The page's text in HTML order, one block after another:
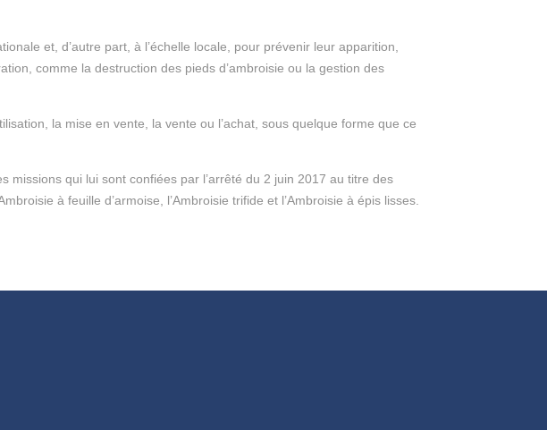
et, d’autre part, à l’échelle locale, pour prévenir leur apparition,
comme la destruction des pieds d’ambroisie ou la gestion des
la mise en vente, la vente ou l’achat, sous quelque forme que ce
missions qui lui sont confiées par l’arrêté du 2 juin 2017 au titre des
à feuille d’armoise, l’Ambroisie trifide et l’Ambroisie à épis lisses.